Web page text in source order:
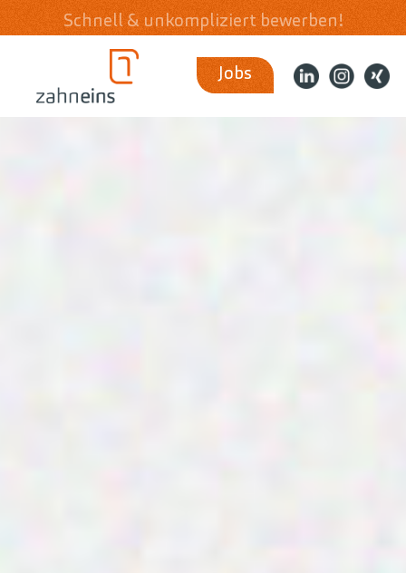
Schnell & unkompliziert bewerben!
Jobs